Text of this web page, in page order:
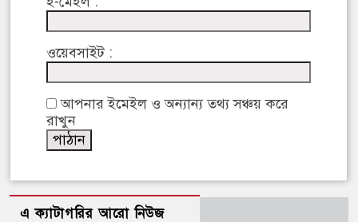
ওয়েবসাইট :
আপনার ইমেইল ও অন্যান্য তথ্য সঞ্চয় করে
রাখুন
এ ক্যাটাগরির আরো নিউজ